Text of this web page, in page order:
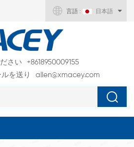
言語 : 日本語
さい
+8618950009155
を送り
allen@xmacey.com